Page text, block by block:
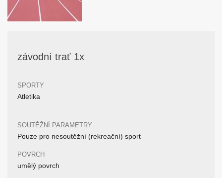
závodní trať 1x
SPORTY
Atletika
SOUTĚŽNÍ PARAMETRY
Pouze pro nesoutěžní (rekreační) sport
POVRCH
umělý povrch